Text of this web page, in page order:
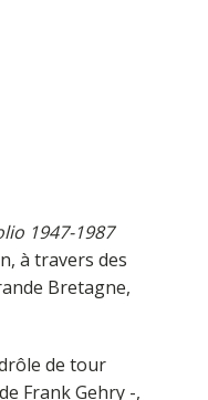
1947-1987
à travers des
Bretagne,
de tour
Frank Gehry -,